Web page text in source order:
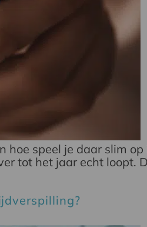
speel je daar slim
tot het jaar echt loopt.